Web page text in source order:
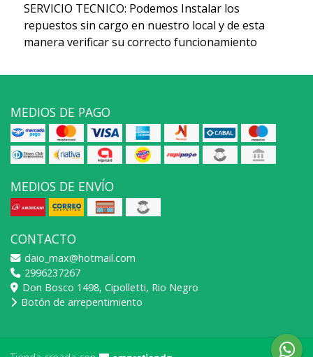
SERVICIO TECNICO: Podemos Instalar los
repuestos sin cargo en nuestro local y de esta
manera verificar su correcto funcionamiento
MEDIOS DE PAGO
MEDIOS DE ENVÍO
CONTACTO
daio_max@hotmail.com
2996237267
Don Bosco 1498, Cipolletti, Rio Negro
Botón de arrepentimiento